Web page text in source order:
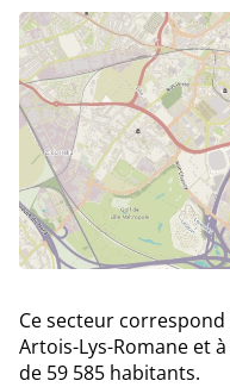
Ce secteur
Artois-Lys-Romane et
de 59 585 habitants.